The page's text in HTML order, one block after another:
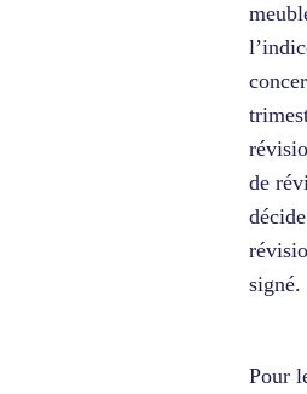
de
signé.
Pour